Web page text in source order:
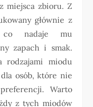
miejsca zbioru. Z
głównie z
nadaje mu
zapach i smak.
rodzajami miodu
osób, które nie
Warto
z tych miodów